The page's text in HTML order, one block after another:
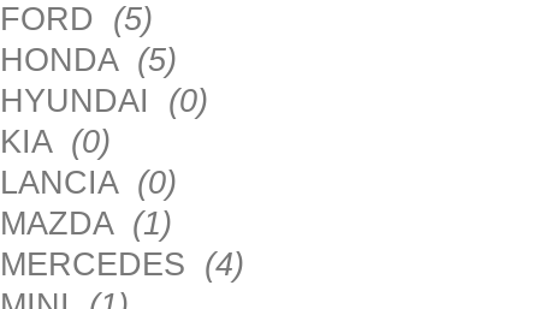
FORD (5)
HONDA (5)
HYUNDAI (0)
KIA (0)
LANCIA (0)
MAZDA (1)
MERCEDES (4)